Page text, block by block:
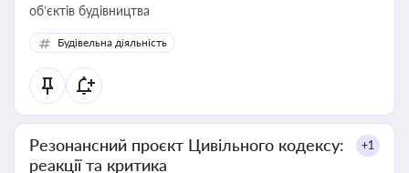
об’єктів будівництва
Будівельна діяльність
Резонансний проєкт Цивільного кодексу:
реакції та критика
+1